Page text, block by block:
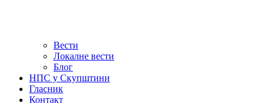
Вести
Локалне вести
Блог
НПС у Скупштини
Гласник
Контакт